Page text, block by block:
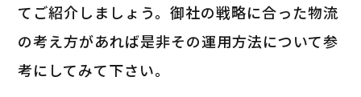
てご紹介しましょう。御社の戦略に合った物流
の考え方があれば是非その運用方法について参
考にしてみて下さい。